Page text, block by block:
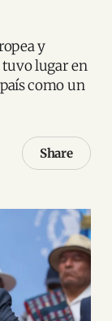
y
tuvo lugar en
como un
Share